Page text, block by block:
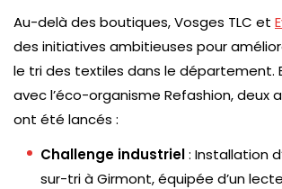
Au-delà des boutiques, Vosges TLC et
des initiatives ambitieuses pour
le tri des textiles dans le département.
avec l’éco-organisme Refashion, deux
ont été lancés :
Challenge industriel: Installation
sur-tri à Girmont, équipée d’un